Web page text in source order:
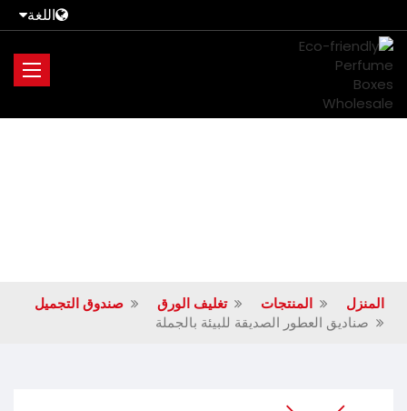
اللغة
المنزل المنتجات تغليف الورق
صندوق التجميل
صناديق العطور الصديقة للبيئة بالجملة